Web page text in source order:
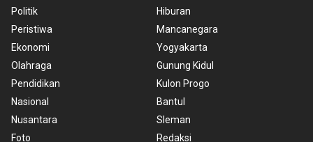
Politik
Peristiwa
Ekonomi
Olahraga
Pendidikan
Nasional
Nusantara
Foto
Hiburan
Mancanegara
Yogyakarta
Gunung Kidul
Kulon Progo
Bantul
Sleman
Redaksi